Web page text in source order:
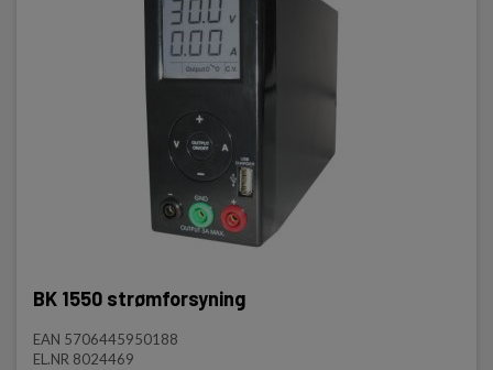
BK 1550 strømforsyning
EAN 5706445950188
EL.NR 8024469